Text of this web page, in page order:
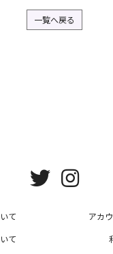
一覧へ戻る
て
アカ
て